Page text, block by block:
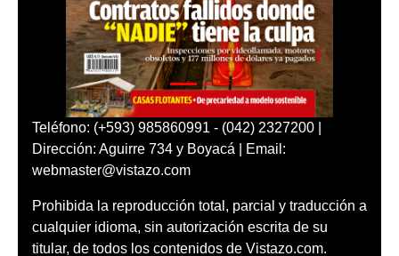
Teléfono: (+593) 985860991 - (042) 2327200 |
Dirección: Aguirre 734 y Boyacá | Email:
webmaster@vistazo.com
Prohibida la reproducción total, parcial y traducción a
cualquier idioma, sin autorización escrita de su
titular, de todos los contenidos de Vistazo.com.